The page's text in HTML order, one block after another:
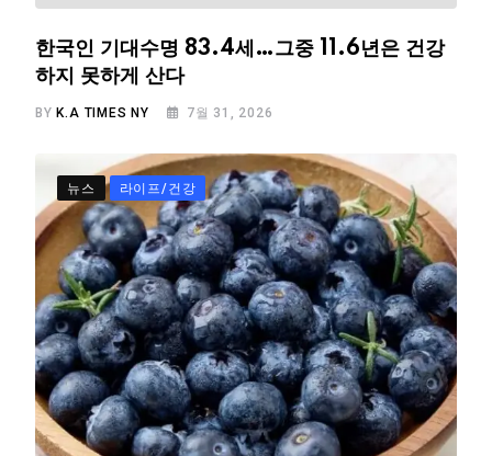
한국인 기대수명 83.4세…그중 11.6년은 건강
하지 못하게 산다
BY K.A TIMES NY 7월 31, 2026
뉴스 라이프/건강